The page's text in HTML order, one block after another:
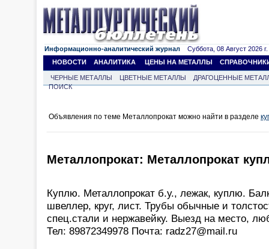
Информационно-аналитический журнал Суббота, 08 Август 2026 г.
НОВОСТИ
АНАЛИТИКА ЦЕНЫ НА МЕТАЛЛЫ
ЧЕРНЫЕ МЕТАЛЛЫ ЦВЕТНЫЕ МЕТАЛЛЫ
ДРАГОЦЕННЫЕ
ПОИСК
Объявления по теме Металлопрокат можно найти в разделе
Металлопрокат: Металлопрокат
Куплю. Металлопрокат б.у., лежак, куплю.
швеллер, круг, лист. Трубы обычные и
спец.стали и нержавейку. Выезд на место,
Тел: 89872349978 Почта: radz27@mail.ru